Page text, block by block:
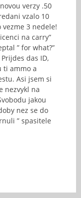
verzy .50
vzalo 10
3 nedele!
na carry”
” for what?”
das ID,
ti ammo a
Asi jsem si
nezvykl na
jakou
nez se do
” spasitele